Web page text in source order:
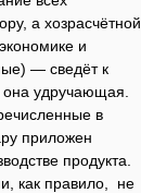
а хозрасчётной
и
— сведёт к
удручающая.
в
приложен
продукта.
как правило, не